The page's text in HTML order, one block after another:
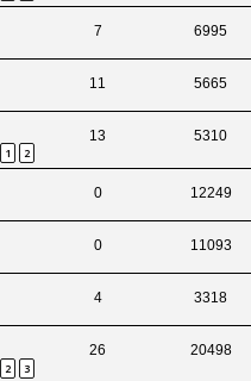
7 6995
11 5665
1 2
13 5310
0 12249
0 11093
4 3318
2 3
26 20498